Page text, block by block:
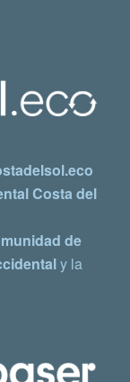
Costa del
de
y la